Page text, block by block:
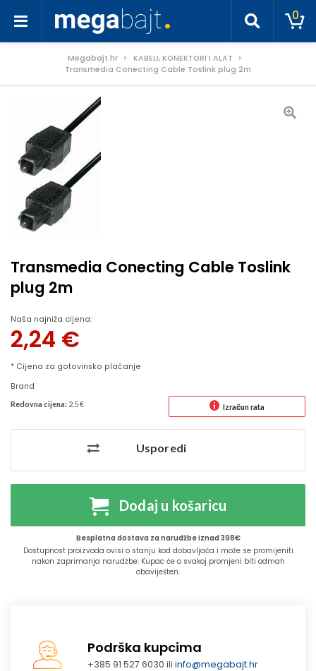
0
Megabajt.hr
KABELI, KONEKTORI I ALAT
Transmedia Conecting Cable Toslink plug 2m
Transmedia Conecting Cable Toslink
plug 2m
Naša najniža cijena:
2,24 €
* Cijena za gotovinsko plaćanje
Brand
Redovna cijena: 2.5 € Izračun rata
Usporedi
Dodaj u košaricu
Besplatna dostava za narudžbe iznad 398€
Dostupnost proizvoda ovisi o stanju kod dobavljača i može se promijeniti
nakon zaprimanja narudžbe. Kupac će o svakoj promjeni biti odmah
obaviješten.
Podrška kupcima
+385 91 527 6030 iliinfo@megabajt.hr